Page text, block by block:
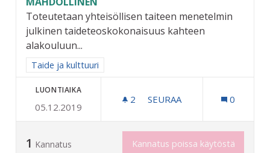
Toteutetaan yhteisöllisen taiteen menetelmin
julkinen taideteoskokonaisuus kahteen
alakouluun...
Rajaa tulokset aihepiirin mukaan: Taide ja kulttuuri
Taide ja kulttuuri
LUONTIAIKA
05.12.2019
2 2 SEURAAJAA
SEURAA 0
1 Kannatus Kannatus poissa käytöstä